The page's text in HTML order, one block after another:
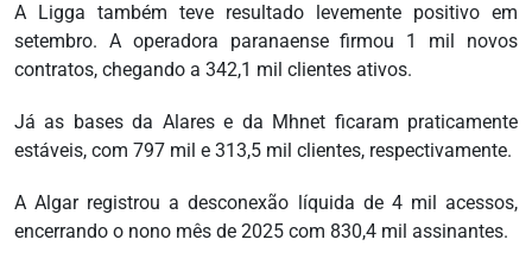
A Ligga também teve resultado levemente positivo em
setembro. A operadora paranaense firmou 1 mil novos
contratos, chegando a 342,1 mil clientes ativos.
Já as bases da Alares e da Mhnet ficaram praticamente
estáveis, com 797 mil e 313,5 mil clientes, respectivamente.
A Algar registrou a desconexão líquida de 4 mil acessos,
encerrando o nono mês de 2025 com 830,4 mil assinantes.